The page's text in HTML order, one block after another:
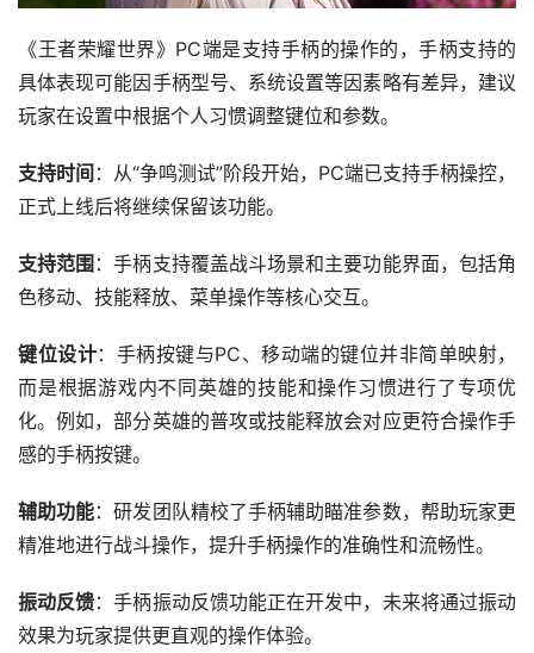
《王者荣耀世界》PC端是支持手柄的操作的，手柄支持的
具体表现可能因手柄型号、系统设置等因素略有差异，建议
玩家在设置中根据个人习惯调整键位和参数。
支持时间 ：从“争鸣测试”阶段开始，PC端已支持手柄操控，
正式上线后将继续保留该功能。
支持范围 ：手柄支持覆盖战斗场景和主要功能界面，包括角
色移动、技能释放、菜单操作等核心交互。
键位设计：手柄按键与PC、移动端的键位并非简单映射，
而是根据游戏内不同英雄的技能和操作习惯进行了专项优
化。例如，部分英雄的普攻或技能释放会对应更符合操作手
感的手柄按键。
辅助功能：研发团队精校了手柄辅助瞄准参数，帮助玩家更
精准地进行战斗操作，提升手柄操作的准确性和流畅性。
振动反馈：手柄振动反馈功能正在开发中，未来将通过振动
效果为玩家提供更直观的操作体验。